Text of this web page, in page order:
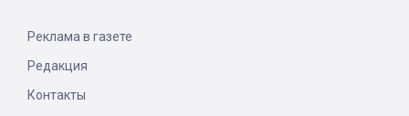
Реклама в газете
Редакция
Контакты